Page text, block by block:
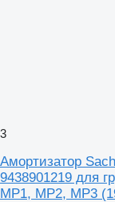
3
Амортизатор
9438901219 для
MP1, MP2, MP3